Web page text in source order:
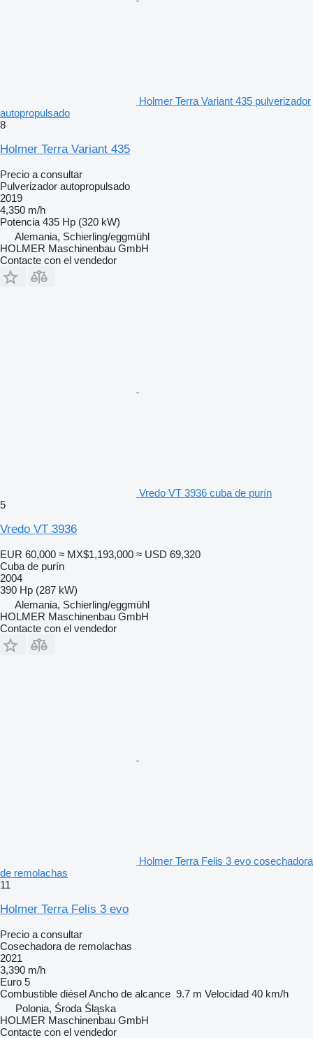
Holmer Terra Variant 435 pulverizador
autopropulsado
8
Holmer Terra Variant 435
Precio a consultar
Pulverizador autopropulsado
2019
4,350 m/h
Potencia 435 Hp (320 kW)
Alemania, Schierling/eggmühl
HOLMER Maschinenbau GmbH
Contacte con el vendedor
Vredo VT 3936 cuba de purín
5
Vredo VT 3936
EUR 60,000 ≈ MX$1,193,000 ≈ USD 69,320
Cuba de purín
2004
390 Hp (287 kW)
Alemania, Schierling/eggmühl
HOLMER Maschinenbau GmbH
Contacte con el vendedor
Holmer Terra Felis 3 evo cosechadora
de remolachas
11
Holmer Terra Felis 3 evo
Precio a consultar
Cosechadora de remolachas
2021
3,390 m/h
Euro 5
Combustible diéselAncho de alcance 9.7 m Velocidad 40 km/h
Polonia, Środa Śląska
HOLMER Maschinenbau GmbH
Contacte con el vendedor